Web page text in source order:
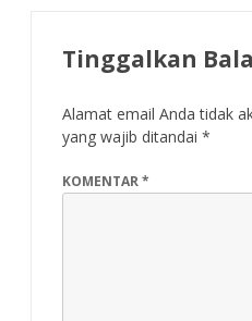
Tinggalkan
Alamat email Anda tidak
yang wajib ditandai *
KOMENTAR*